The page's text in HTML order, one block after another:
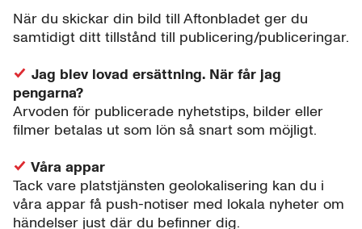
När du skickar din bild till Aftonbladet ger du
samtidigt ditt tillstånd till publicering/publiceringar.
Jag blev lovad ersättning. När får jag
pengarna?
Arvoden för publicerade nyhetstips, bilder eller
filmer betalas ut som lön så snart som möjligt.
Våra appar
Tack vare platstjänsten geolokalisering kan du i
våra appar få push-notiser med lokala nyheter om
händelser just där du befinner dig.